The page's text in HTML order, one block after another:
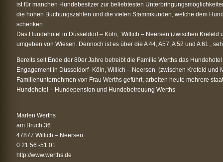
ist für manchen Hundebesitzer zur beliebtesten
die hohen Buchungszahlen und die vielen Stammkunden, welche dem
schenken.
Das Hundehotel in Düsseldorf – Köln, Willich – Neersen (zwischen
umgeben von Wiesen. Dennoch ist es über die A 44, A57, A 52 und A 61 ,
Bereits seit Ende der 80er Jahre betreibt die Familie Werths das
Engagement in Düsseldorf- Köln, Willich – Neersen (zwischen Krefeld und
Familienunternehmen von Frau Werths geführt, arbeiten heute mehrere
Hundehotel – Hundepension und Hundebetreuung Werths
Marlen Werths
am Bruch 36
47877 Willich – Neersen
0 21 56 -51 01
http://www.werths.de